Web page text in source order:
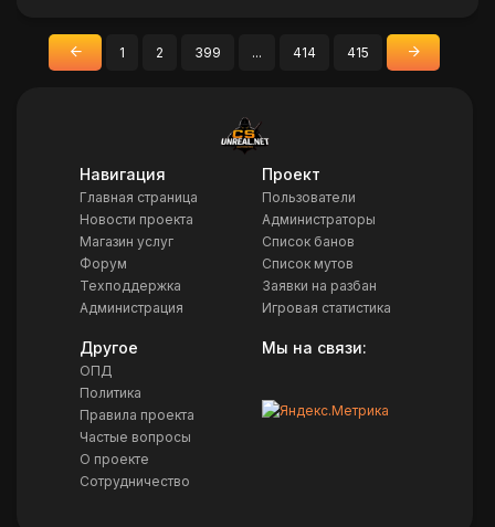
« 1 2 399 ... 414 415 »
Навигация
Главная страница
Новости проекта
Магазин услуг
Форум
Техподдержка
Администрация
Проект
Пользователи
Администраторы
Список банов
Список мутов
Заявки на разбан
Игровая статистика
Другое
ОПД
Политика
Правила проекта
Частые вопросы
О проекте
Сотрудничество
Мы на связи: